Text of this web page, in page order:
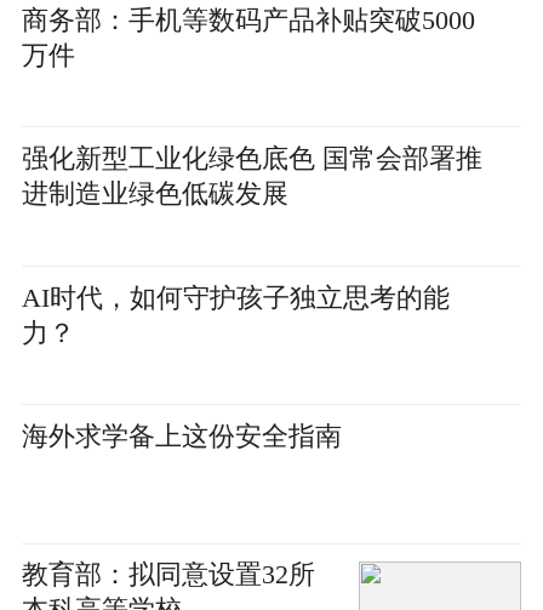
商务部：手机等数码产品补贴突破5000
万件
强化新型工业化绿色底色 国常会部署推
进制造业绿色低碳发展
AI时代，如何守护孩子独立思考的能
力？
海外求学备上这份安全指南
教育部：拟同意设置32所